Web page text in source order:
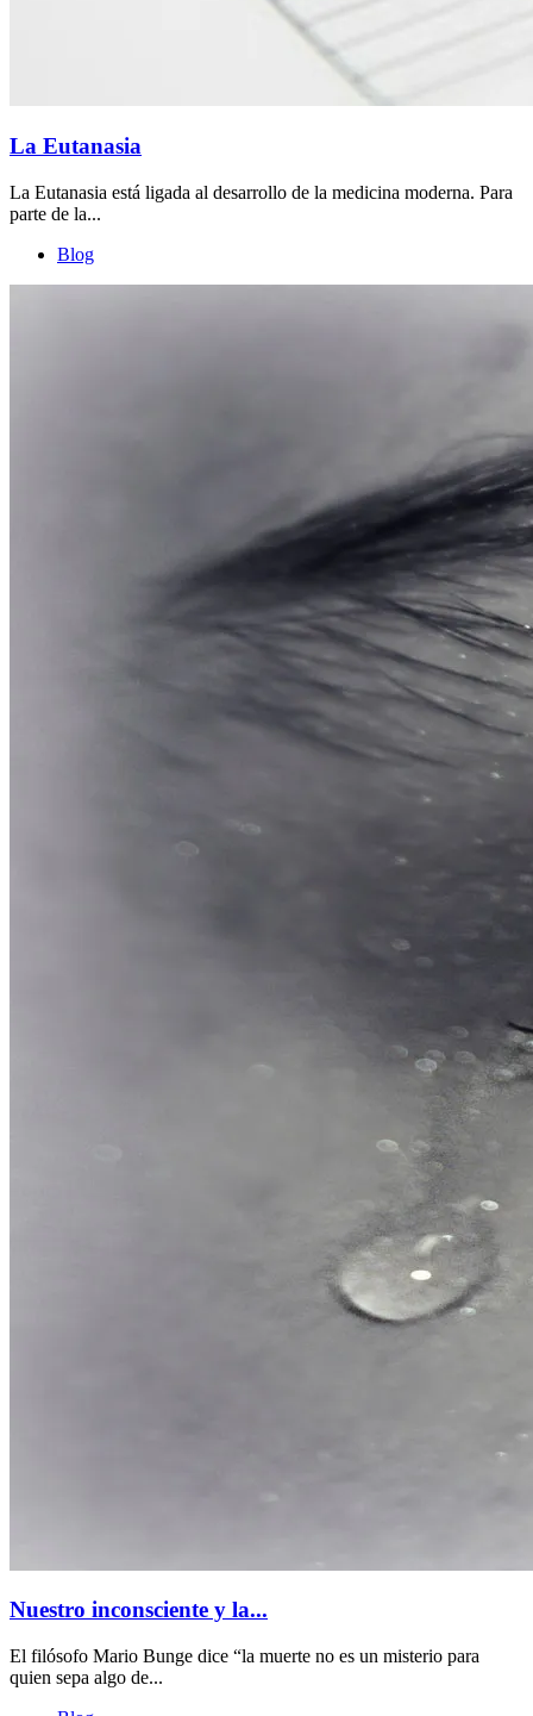
La Eutanasia
La Eutanasia está ligada al desarrollo de la medicina moderna. Para
parte de la...
Blog
Nuestro inconsciente y la...
El filósofo Mario Bunge dice “la muerte no es un misterio para
quien sepa algo de...